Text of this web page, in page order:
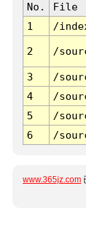
No. File
1
/
2 /
3 /
4
/
5
/
6
/
www.365jz.com